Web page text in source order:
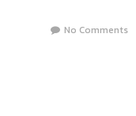
No Comments